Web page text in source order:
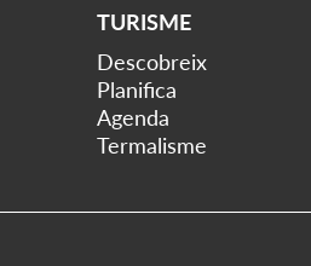
TURISME
Descobreix
Planifica
Agenda
Termalisme